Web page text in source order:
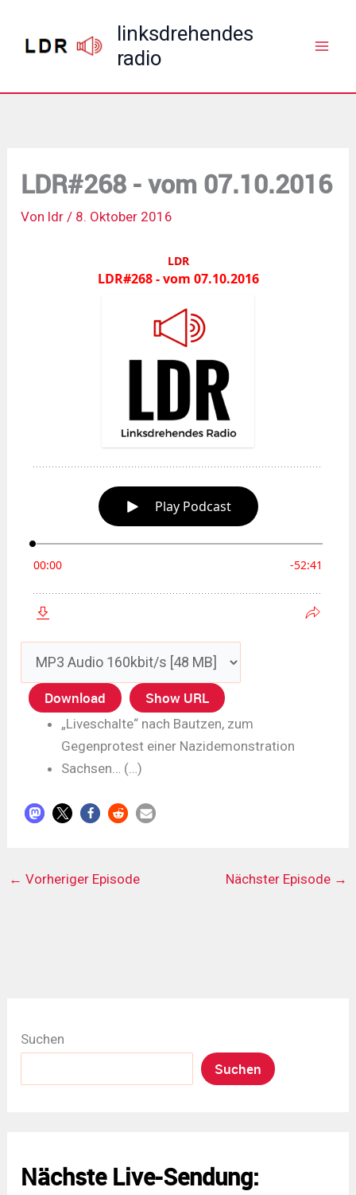
springen
linksdrehendes
radio
LDR#268 - vom 07.10.2016
Von ldr / 8. Oktober 2016
Download Show URL
„Liveschalte“ nach Bautzen, zum
Gegenprotest einer Nazidemonstration
Sachsen… (…)
← Vorheriger Episode Nächster Episode →
Suchen
Suchen
Nächste Live-Sendung: